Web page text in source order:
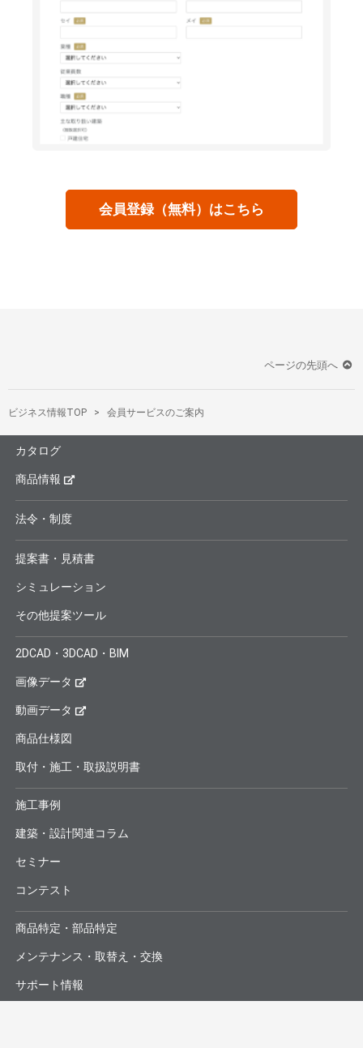
会員登録（無料）はこちら
ページの先頭へ
ビジネス情報TOP 会員サービスのご案内
カタログ
商品情報
法令・制度
提案書・見積書
シミュレーション
その他提案ツール
2DCAD・3DCAD・BIM
画像データ
動画データ
商品仕様図
取付・施工・取扱説明書
施工事例
建築・設計関連コラム
セミナー
コンテスト
商品特定・部品特定
メンテナンス・取替え・交換
サポート情報